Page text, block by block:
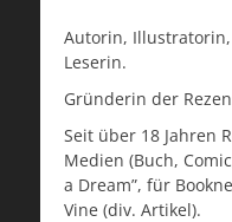
Autorin,
Leserin.
Gründerin der
Seit über 18 Jahren
Medien (Buch,
a Dream”, für
Vine (div. Artikel).